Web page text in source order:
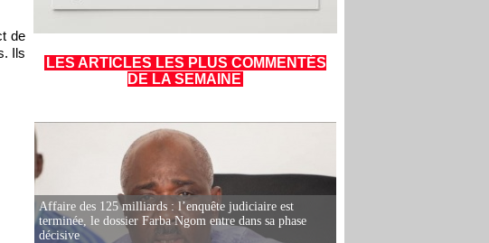
de
Ils
LES ARTICLES LES PLUS COMMENTÉS
DE LA SEMAINE
Affaire des 125 milliards : l’enquête judiciaire est
terminée, le dossier Farba Ngom entre dans sa phase
décisive